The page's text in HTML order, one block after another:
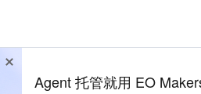
Agent 托管就用 EO